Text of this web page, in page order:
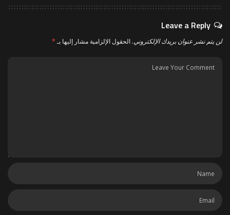
Leave a Reply
لن يتم نشر عنوان بريدك الإلكتروني.الحقول الإلزامية مشار إليها بـ*